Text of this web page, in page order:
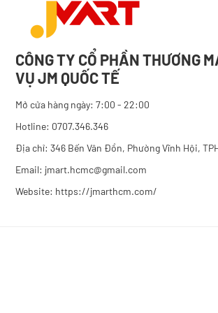
CÔNG TY CỔ PHẦN THƯƠNG
VỤ JM QUỐC TẾ
Mở cửa hàng ngày: 7:00 - 22:00
Hotline: 0707.346.346
Địa chỉ: 346 Bến Vân Đồn, Phường Vĩnh Hội,
Email: jmart.hcmc@gmail.com
Website: https://jmarthcm.com/